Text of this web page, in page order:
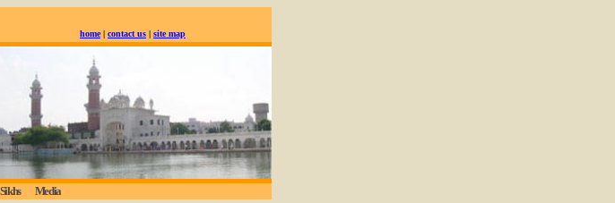
home| contact us | site map
Media